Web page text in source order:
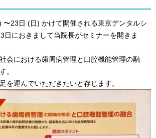
〜23日 (日) かけて開催される東京デンタルシ
日におきまして当院長がセミナーを開きま
会における歯周病管理と口腔機能管理の融
。
を運んでいただきたいと存じます。